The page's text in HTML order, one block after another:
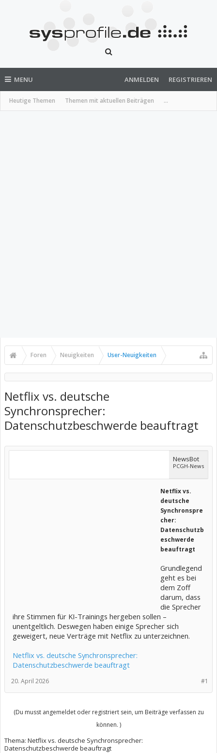
MENU
Heutige Themen Themen mit aktuellen Beiträgen ...
ANMELDEN REGISTRIEREN
Foren Neuigkeiten User-Neuigkeiten
Netflix vs. deutsche
Synchronsprecher:
Datenschutzbeschwerde beauftragt
NewsBot
PCGH-News
Netflix vs.
deutsche
Synchronspre
cher:
Datenschutzb
eschwerde
beauftragt
Grundlegend
geht es bei
dem Zoff
darum, dass
die Sprecher
ihre Stimmen für KI-Trainings hergeben sollen –
unentgeltlich. Deswegen haben einige Sprecher sich
geweigert, neue Verträge mit Netflix zu unterzeichnen.
Netflix vs. deutsche Synchronsprecher:
Datenschutzbeschwerde beauftragt
#1
20. April 2026
(Du musst angemeldet oder registriert sein, um Beiträge verfassen zu
können. )
Thema: Netflix vs. deutsche Synchronsprecher:
Datenschutzbeschwerde beauftragt